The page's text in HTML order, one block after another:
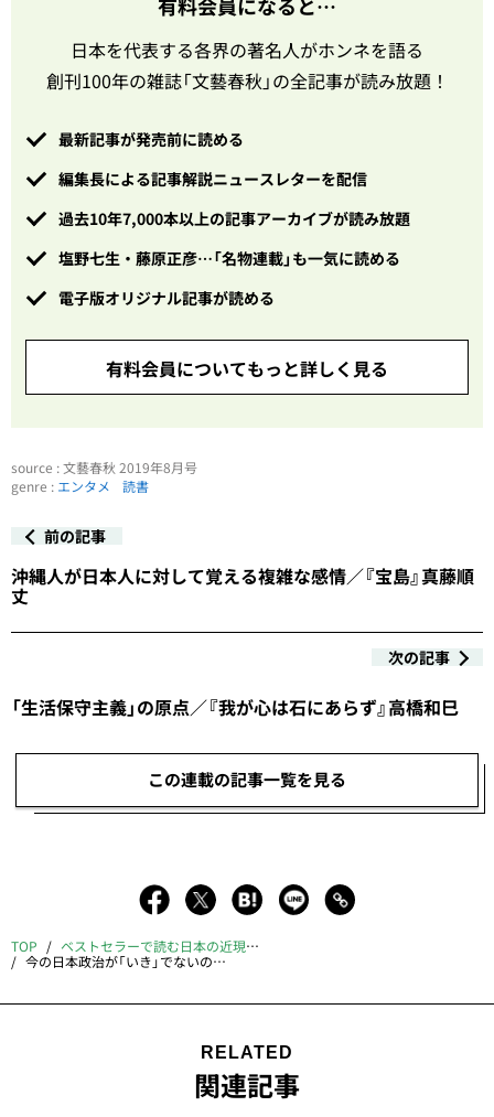
有料会員になると…
日本を代表する各界の著名人がホンネを語る
創刊100年の雑誌「文藝春秋」の全記事が読み放題！
最新記事が発売前に読める
編集長による記事解説ニュースレターを配信
過去10年7,000本以上の記事アーカイブが読み放題
塩野七生・藤原正彦…「名物連載」も一気に読める
電子版オリジナル記事が読める
有料会員についてもっと詳しく見る
source : 文藝春秋 2019年8月号
genre : エンタメ 読書
前の記事
沖縄人が日本人に対して覚える複雑な感情／『宝島』真藤順
丈
次の記事
「生活保守主義」の原点／『我が心は石にあらず』高橋和巳
この連載の記事一覧を見る
TOP ベストセラーで読む日本の近現代史｜佐藤優
今の日本政治が「いき」でないのはなぜか／『「いき」の構造』九鬼周造
RELATED
関連記事